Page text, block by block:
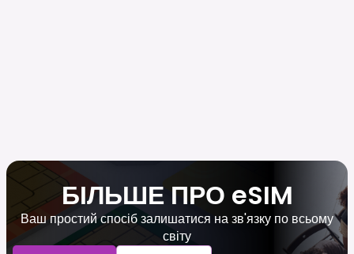
БІЛЬШЕ ПРО eSIM
Ваш простий спосіб залишатися на зв'язку по всьому
світу